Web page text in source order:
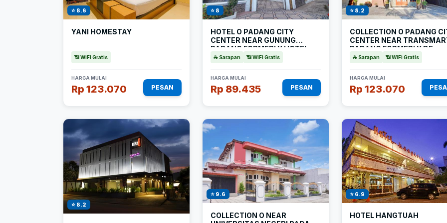
⭐ 8.6
YANI HOMESTAY
📶 WiFi Gratis
HARGA MULAI
Rp 123.070 PESAN
⭐ 8
HOTEL O PADANG CITY
CENTER NEAR GUNUNG
PADANG FORMERLY HOTEL
FITRIAENDIKA
☕ Sarapan 📶 WiFi Gratis
HARGA MULAI
Rp 89.435 PESAN
⭐ 8.2
COLLECTION O PADANG
CENTER NEAR
PADANG FORMERLY DE
ORCHIDS
☕ Sarapan 📶 WiFi Gratis
HARGA MULAI
Rp 123.070
⭐ 8.2
⭐ 9.6
COLLECTION O NEAR
⭐ 6.9
HOTEL HANGTUAH